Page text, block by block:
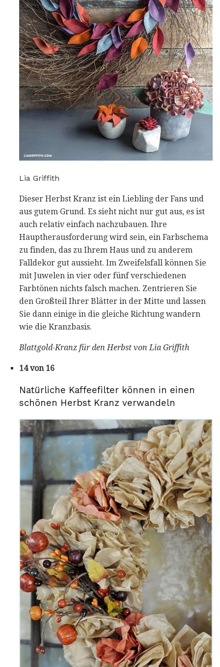
Lia Griffith
Dieser Herbst Kranz ist ein Liebling der Fans und
aus gutem Grund. Es sieht nicht nur gut aus, es ist
auch relativ einfach nachzubauen. Ihre
Hauptherausforderung wird sein, ein Farbschema
zu finden, das zu Ihrem Haus und zu anderem
Falldekor gut aussieht. Im Zweifelsfall können Sie
mit Juwelen in vier oder fünf verschiedenen
Farbtönen nichts falsch machen. Zentrieren Sie
den Großteil Ihrer Blätter in der Mitte und lassen
Sie dann einige in die gleiche Richtung wandern
wie die Kranzbasis.
Blattgold-Kranz für den Herbst von Lia Griffith
14 von 16
Natürliche Kaffeefilter können in einen
schönen Herbst Kranz verwandeln